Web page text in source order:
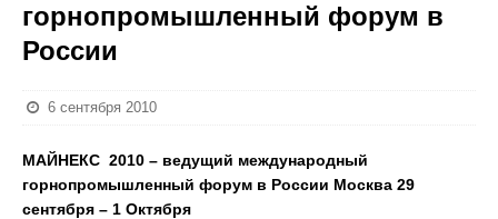
горнопромышленный форум в
России
6 сентября 2010
МАЙНЕКС 2010 – ведущий международный
горнопромышленный форум в России Москва 29
сентября – 1 Октября